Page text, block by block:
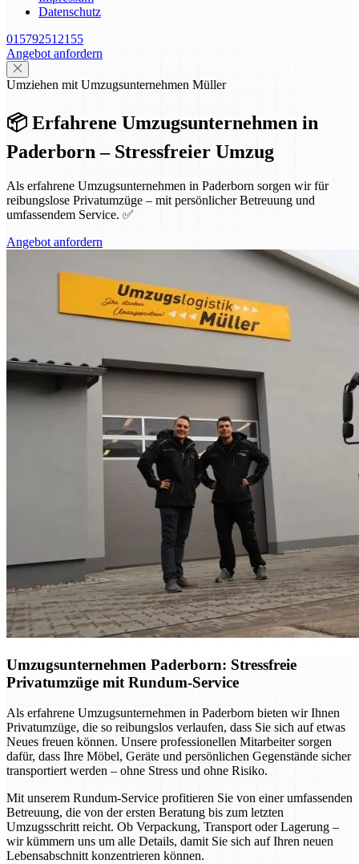
Datenschutz
015792512155
Angebot anfordern
Umziehen mit Umzugsunternehmen Müller
📦 Erfahrene Umzugsunternehmen in
Paderborn – Stressfreier Umzug
Als erfahrene Umzugsunternehmen in Paderborn sorgen wir für
reibungslose Privatumzüge – mit persönlicher Betreuung und
umfassendem Service. ✅
Angebot anfordern
Umzugsunternehmen Paderborn: Stressfreie
Privatumzüge mit Rundum-Service
Als erfahrene Umzugsunternehmen in Paderborn bieten wir Ihnen
Privatumzüge, die so reibungslos verlaufen, dass Sie sich auf etwas
Neues freuen können. Unsere professionellen Mitarbeiter sorgen
dafür, dass Ihre Möbel, Geräte und persönlichen Gegenstände sicher
transportiert werden – ohne Stress und ohne Risiko.
Mit unserem Rundum-Service profitieren Sie von einer umfassenden
Betreuung, die von der ersten Beratung bis zum letzten
Umzugsschritt reicht. Ob Verpackung, Transport oder Lagerung –
wir kümmern uns um alle Details, damit Sie sich auf Ihren neuen
Lebensabschnitt konzentrieren können.